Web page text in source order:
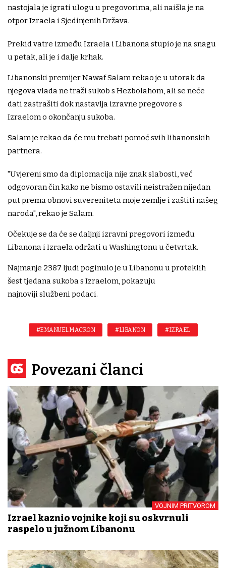
nastojala je igrati ​ulogu u pregovorima, ali ‌naišla je na
otpor Izraela i Sjedinjenih Država.
Prekid vatre između Izraela i Libanona stupio je na snagu
u petak, ali je i dalje krhak.
Libanonski premijer Nawaf Salam rekao je u utorak da
njegova vlada ne traži sukob s Hezbolahom, ali ‌se neće
dati zastrašiti dok nastavlja izravne pregovore s
Izraelom o okončanju sukoba.
Salam je rekao da će mu trebati pomoć svih ‌libanonskih
partnera.
"Uvjereni smo da diplomacija nije znak slabosti, već
odgovoran čin kako ne bismo ostavili neistražen nijedan
put prema obnovi suvereniteta moje zemlje i zaštiti našeg
naroda", rekao je Salam.
Očekuje se da će se daljnji izravni pregovori između
Libanona i Izraela održati u Washingtonu u četvrtak.
Najmanje 2387 ljudi poginulo je u Libanonu u proteklih
šest tjedana sukoba s Izraelom, pokazuju
najnoviji službeni podaci.
#EMANUEL MACRON #LIBANON #IZRAEL
Povezani članci
VOJNIM PRITVOROM
Izrael kaznio vojnike koji su oskvrnuli
raspelo u južnom Libanonu